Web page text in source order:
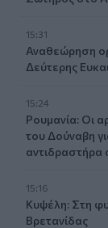
15:31
Αναθεώρηση
Δεύτερης
15:24
Ρουμανία: Οι
του Δούναβη
αντιδραστήρα
15:16
Κυψέλη: Στη
Βρετανίδας